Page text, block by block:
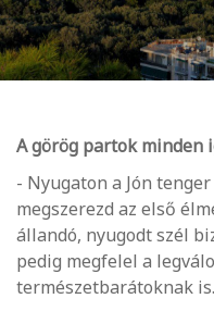
A görög partok minden
- Nyugaton a Jón
megszerezd az első
állandó, nyugodt szél
pedig megfelel a
természetbarátoknak is.